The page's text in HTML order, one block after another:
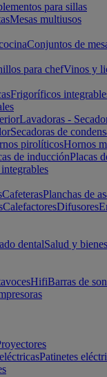
para sillas
Mesas multiusos
Conjuntos de
para chefVinos y
Frigoríficos
Lavadoras -
Secadoras de
pirolíticosHornos
de inducciónPlacas
CafeterasPlanchas de
CalefactoresDifusores
dentalSalud y
HifiBarras de
Patinetes